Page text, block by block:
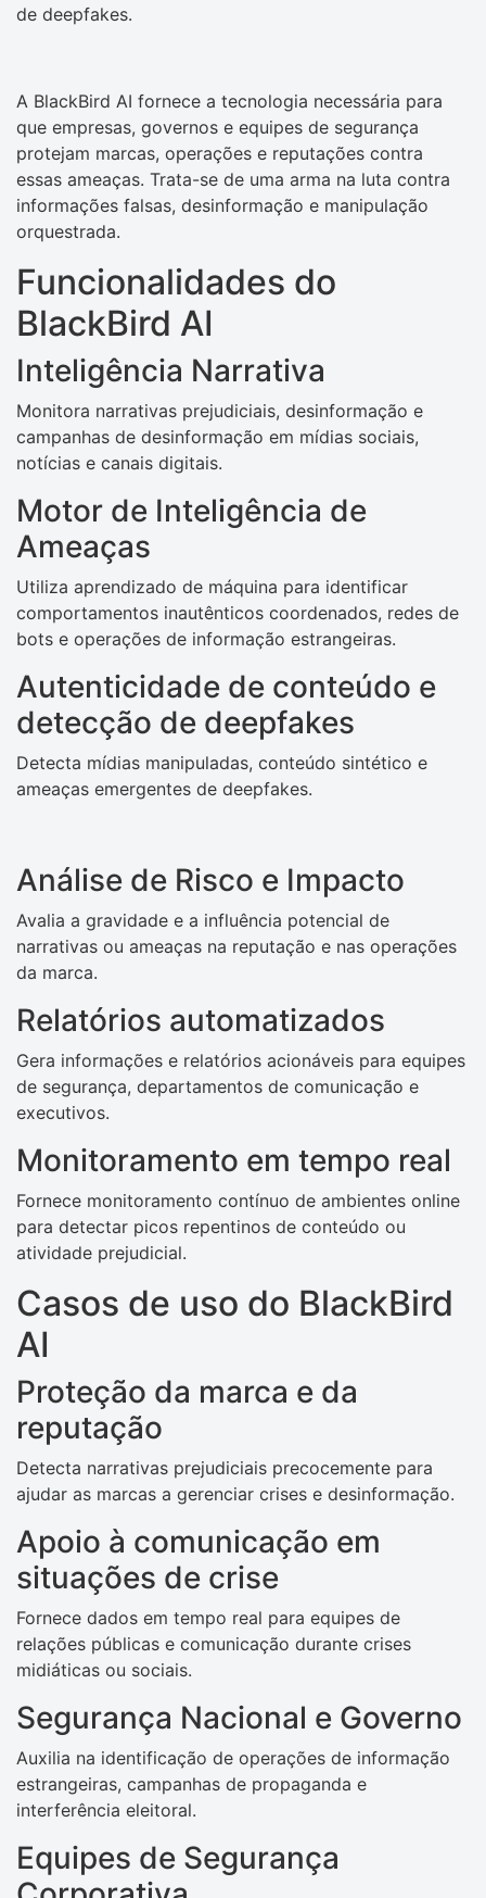
de deepfakes.
A BlackBird AI fornece a tecnologia necessária para
que empresas, governos e equipes de segurança
protejam marcas, operações e reputações contra
essas ameaças. Trata-se de uma arma na luta contra
informações falsas, desinformação e manipulação
orquestrada.
Funcionalidades do
BlackBird AI
Inteligência Narrativa
Monitora narrativas prejudiciais, desinformação e
campanhas de desinformação em mídias sociais,
notícias e canais digitais.
Motor de Inteligência de
Ameaças
Utiliza aprendizado de máquina para identificar
comportamentos inautênticos coordenados, redes de
bots e operações de informação estrangeiras.
Autenticidade de conteúdo e
detecção de deepfakes
Detecta mídias manipuladas, conteúdo sintético e
ameaças emergentes de deepfakes.
Análise de Risco e Impacto
Avalia a gravidade e a influência potencial de
narrativas ou ameaças na reputação e nas operações
da marca.
Relatórios automatizados
Gera informações e relatórios acionáveis ​​para equipes
de segurança, departamentos de comunicação e
executivos.
Monitoramento em tempo real
Fornece monitoramento contínuo de ambientes online
para detectar picos repentinos de conteúdo ou
atividade prejudicial.
Casos de uso do BlackBird
AI
Proteção da marca e da
reputação
Detecta narrativas prejudiciais precocemente para
ajudar as marcas a gerenciar crises e desinformação.
Apoio à comunicação em
situações de crise
Fornece dados em tempo real para equipes de
relações públicas e comunicação durante crises
midiáticas ou sociais.
Segurança Nacional e Governo
Auxilia na identificação de operações de informação
estrangeiras, campanhas de propaganda e
interferência eleitoral.
Equipes de Segurança